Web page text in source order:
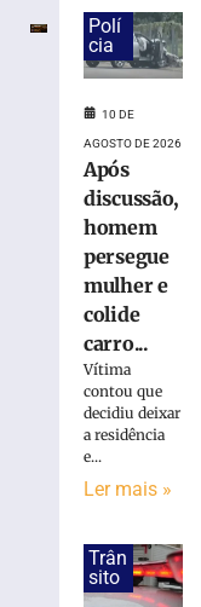
debate
regional
sobre
desafios
tributação
municipal
Retiradas
poupança
superam
Polí
cia
10 DE
AGOSTO DE 2026
Após
discussão,
homem
persegue
mulher e
colide
carro...
Vítima
contou que
decidiu deixar
a residência
e...
Ler mais »
Trân
sito